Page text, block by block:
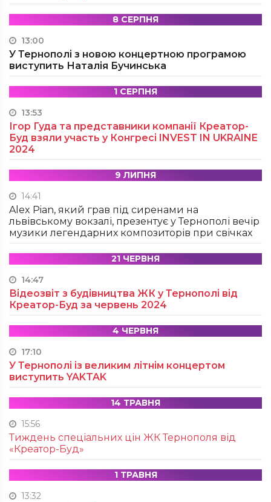
8 СЕРПНЯ
13:00
У Тернополі з новою концертною програмою
виступить Наталія Бучинська
1 СЕРПНЯ
13:53
Ігор Гуда та представники компанії Креатор-
Буд взяли участь у Конгресі INVEST IN UKRAINE
2024
9 ЛИПНЯ
14:41
Alex Pian, який грав під сиренами на
львівському вокзалі, презентує у Тернополі вечір
музики легендарних композиторів при свічках
21 ЧЕРВНЯ
14:47
Відеозвіт з будівництва ЖК у Тернополі від
Креатор-Буд за червень 2024
4 ЧЕРВНЯ
17:10
У Тернополі із великим літнім концертом
виступить YAKTAK
14 ТРАВНЯ
15:56
Тиждень спеціальних цін ЖК Тернополя від
«Креатор-Буд»
1 ТРАВНЯ
13:32